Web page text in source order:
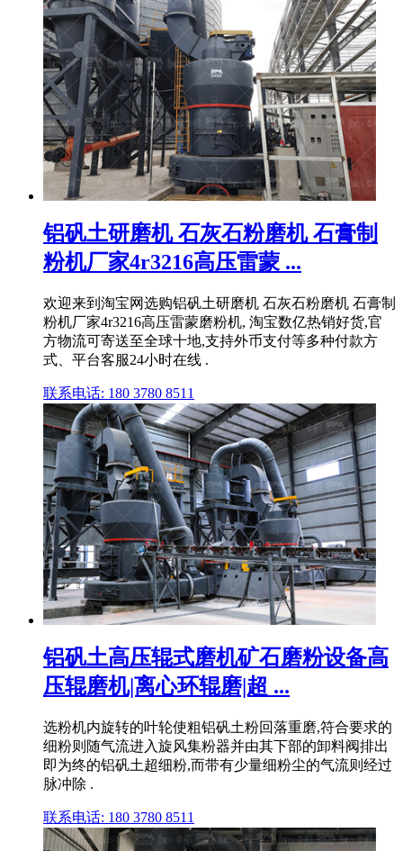
铝矾土研磨机 石灰石粉磨机 石膏制
粉机厂家4r3216高压雷蒙 ...
欢迎来到淘宝网选购铝矾土研磨机 石灰石粉磨机 石膏制
粉机厂家4r3216高压雷蒙磨粉机, 淘宝数亿热销好货,官
方物流可寄送至全球十地,支持外币支付等多种付款方
式、平台客服24小时在线 .
联系电话: 180 3780 8511
铝矾土高压辊式磨机矿石磨粉设备高
压辊磨机|离心环辊磨|超 ...
选粉机内旋转的叶轮使粗铝矾土粉回落重磨,符合要求的
细粉则随气流进入旋风集粉器并由其下部的卸料阀排出
即为终的铝矾土超细粉,而带有少量细粉尘的气流则经过
脉冲除 .
联系电话: 180 3780 8511